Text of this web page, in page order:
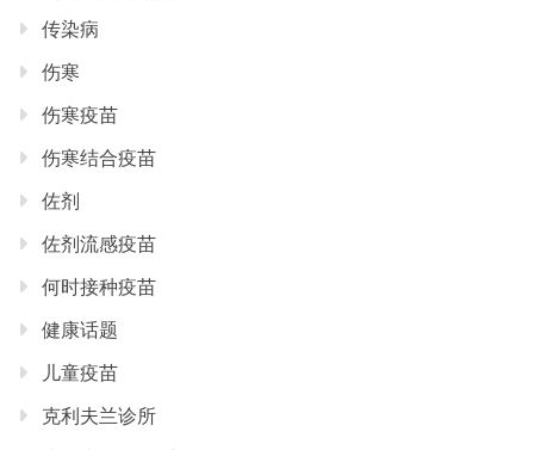
传染病
伤寒
伤寒疫苗
伤寒结合疫苗
佐剂
佐剂流感疫苗
何时接种疫苗
健康话题
儿童疫苗
克利夫兰诊所